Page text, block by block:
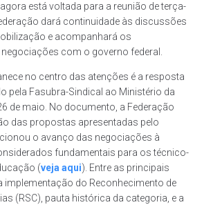
está voltada para a reunião de terça-
dará continuidade às discussões
e acompanhará os
com o governo federal.
no centro das atenções é a resposta
pela Fasubra-Sindical ao Ministério da
de maio. No documento, a Federação
das propostas apresentadas pelo
o avanço das negociações à
fundamentais para os técnico-
(veja aqui). Entre as principais
implementação do Reconhecimento de
(RSC), pauta histórica da categoria, e a